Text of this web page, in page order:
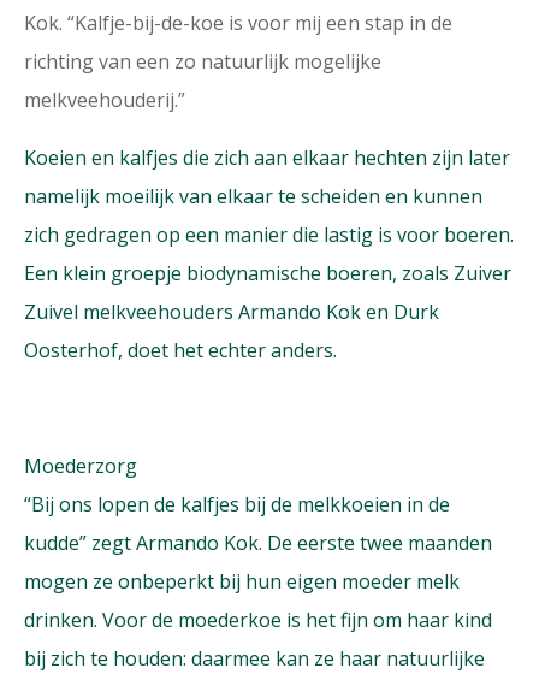
Kok. “Kalfje-bij-de-koe is voor mij een stap in de
richting van een zo natuurlijk mogelijke
melkveehouderij.”
Koeien en kalfjes die zich aan elkaar hechten zijn later
namelijk moeilijk van elkaar te scheiden en kunnen
zich gedragen op een manier die lastig is voor boeren.
Een klein groepje biodynamische boeren, zoals Zuiver
Zuivel melkveehouders Armando Kok en Durk
Oosterhof, doet het echter anders.
Moederzorg
“Bij ons lopen de kalfjes bij de melkkoeien in de
kudde” zegt Armando Kok. De eerste twee maanden
mogen ze onbeperkt bij hun eigen moeder melk
drinken. Voor de moederkoe is het fijn om haar kind
bij zich te houden: daarmee kan ze haar natuurlijke